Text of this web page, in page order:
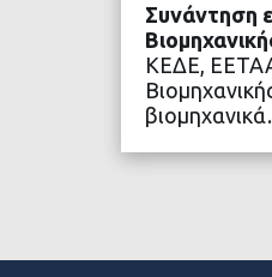
Συνάντηση
ΚΕΔΕ,